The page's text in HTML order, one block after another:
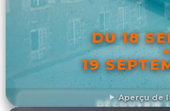
Aperçu de
DU 18
19
DÉCOUVRIR